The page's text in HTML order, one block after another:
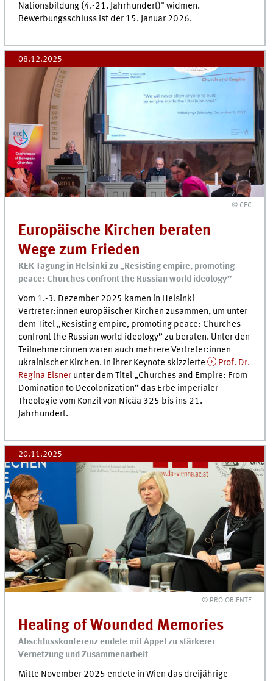
Nationsbildung (4.-21. Jahrhundert)" widmen.
Bewerbungsschluss ist der 15. Januar 2026.
08.12.2025
© CEC
Europäische Kirchen beraten
Wege zum Frieden
KEK-Tagung in Helsinki zu „Resisting empire, promoting
peace: Churches confront the Russian world ideology”
Vom 1.-3. Dezember 2025 kamen in Helsinki
Vertreter:innen europäischer Kirchen zusammen, um unter
dem Titel „Resisting empire, promoting peace: Churches
confront the Russian world ideology” zu beraten. Unter den
Teilnehmer:innen waren auch mehrere Vertreter:innen
ukrainischer Kirchen. In ihrer Keynote skizzierte
Prof. Dr.
Regina Elsner unter dem Titel „Churches and Empire: From
Domination to Decolonization“ das Erbe imperialer
Theologie vom Konzil von Nicäa 325 bis ins 21.
Jahrhundert.
20.11.2025
© PRO ORIENTE
Healing of Wounded Memories
Abschlusskonferenz endete mit Appel zu stärkerer
Vernetzung und Zusammenarbeit
Mitte November 2025 endete in Wien das dreijährige